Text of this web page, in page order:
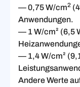
— 0,75 W/cm2
Anwendungen.
— 1 W/cm² (6,5
— 1,4 W/cm²
Andere Werte